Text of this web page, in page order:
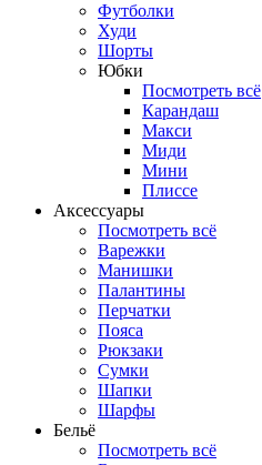
Футболки
Худи
Шорты
Юбки
Посмотреть всё
Карандаш
Макси
Миди
Мини
Плиссе
Аксессуары
Посмотреть всё
Варежки
Манишки
Палантины
Перчатки
Пояса
Рюкзаки
Сумки
Шапки
Шарфы
Бельё
Посмотреть всё